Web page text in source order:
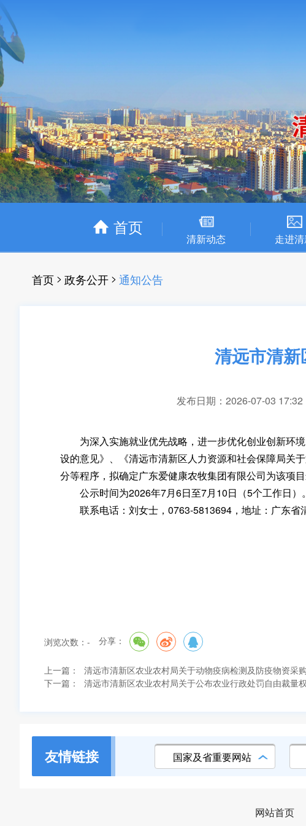
首页
清新动态 走进
首页 > 政务公开 > 通知公告
清远市清
发布日期：2026-07-03 17:32
为深入实施就业优先战略，进一步优化创业创新环境
设的意见》、《清远市清新区人力资源和社会保障局关
分等程序，拟确定广东爱健康农牧集团有限公司为该项
公示时间为2026年7月6日至7月10日（5个工作日）
联系电话：刘女士，0763-5813694，地址：广东省
浏览次数： - 分享：
上一篇：
清远市清新区农业农村局关于动物疫病检测及防疫物资采
下一篇：
清远市清新区农业农村局关于公布农业行政处罚自由裁量
友情链接 国家及省重要网站
网站首页